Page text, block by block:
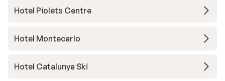
Hotel Piolets Centre
Hotel Montecarlo
Hotel Catalunya Ski